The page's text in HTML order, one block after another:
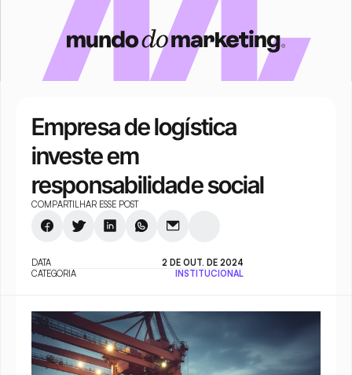
Empresa de logística
investe em
responsabilidade social
COMPARTILHAR ESSE POST
DATA
2 DE OUT. DE 2024
CATEGORIA
INSTITUCIONAL